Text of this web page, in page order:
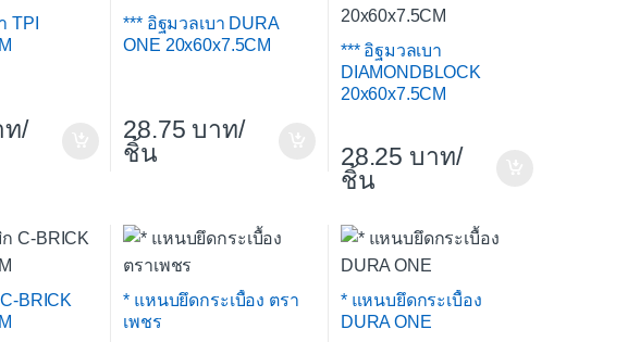
TPI
/
*** อิฐมวลเบา DURA
ONE 20x60x7.5CM
28.75
/
ชิ้น
*** อิฐมวลเบา
DIAMONDBLOCK
20x60x7.5CM
28.25
/
ชิ้น
BRICK
* แหนบยึดกระเบื้อง ตรา
เพชร
* แหนบยึดกระเบื้อง
DURA ONE